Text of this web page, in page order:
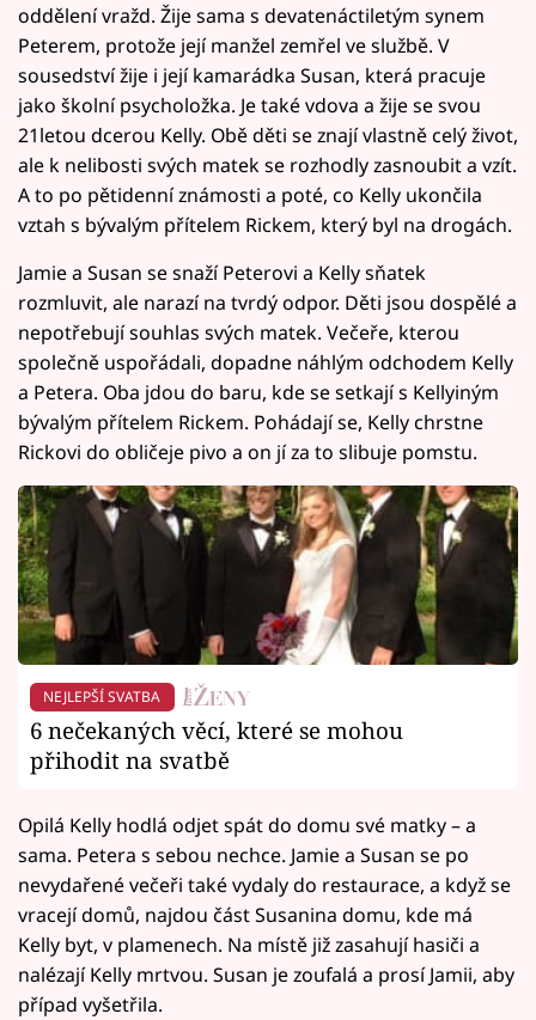
oddělení vražd. Žije sama s devatenáctiletým synem
Peterem, protože její manžel zemřel ve službě. V
sousedství žije i její kamarádka Susan, která pracuje
jako školní psycholožka. Je také vdova a žije se svou
21letou dcerou Kelly. Obě děti se znají vlastně celý život,
ale k nelibosti svých matek se rozhodly zasnoubit a vzít.
A to po pětidenní známosti a poté, co Kelly ukončila
vztah s bývalým přítelem Rickem, který byl na drogách.
Jamie a Susan se snaží Peterovi a Kelly sňatek
rozmluvit, ale narazí na tvrdý odpor. Děti jsou dospělé a
nepotřebují souhlas svých matek. Večeře, kterou
společně uspořádali, dopadne náhlým odchodem Kelly
a Petera. Oba jdou do baru, kde se setkají s Kellyiným
bývalým přítelem Rickem. Pohádají se, Kelly chrstne
Rickovi do obličeje pivo a on jí za to slibuje pomstu.
NEJLEPŠÍ SVATBA
6 nečekaných věcí, které se mohou
přihodit na svatbě
Opilá Kelly hodlá odjet spát do domu své matky – a
sama. Petera s sebou nechce. Jamie a Susan se po
nevydařené večeři také vydaly do restaurace, a když se
vracejí domů, najdou část Susanina domu, kde má
Kelly byt, v plamenech. Na místě již zasahují hasiči a
nalézají Kelly mrtvou. Susan je zoufalá a prosí Jamii, aby
případ vyšetřila.